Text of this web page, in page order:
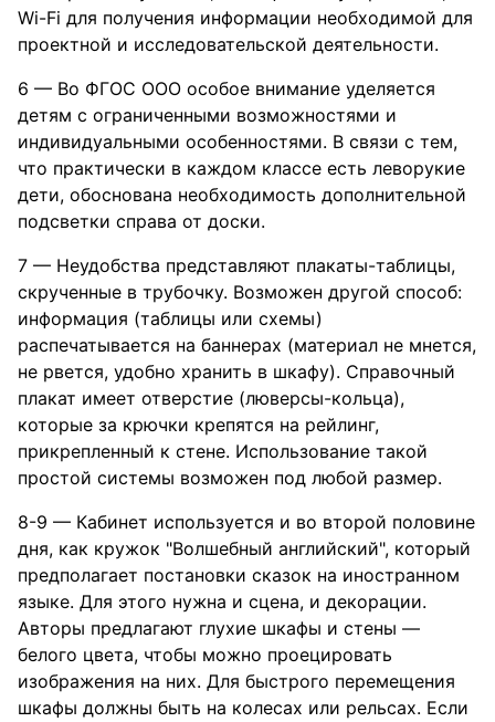
Wi-Fi для получения информации необходимой для
проектной и исследовательской деятельности.
6 — Во ФГОС ООО особое внимание уделяется
детям с ограниченными возможностями и
индивидуальными особенностями. В связи с тем,
что практически в каждом классе есть леворукие
дети, обоснована необходимость дополнительной
подсветки справа от доски.
7 — Неудобства представляют плакаты-таблицы,
скрученные в трубочку. Возможен другой способ:
информация (таблицы или схемы)
распечатывается на баннерах (материал не мнется,
не рвется, удобно хранить в шкафу). Справочный
плакат имеет отверстие (люверсы-кольца),
которые за крючки крепятся на рейлинг,
прикрепленный к стене. Использование такой
простой системы возможен под любой размер.
8-9 — Кабинет используется и во второй половине
дня, как кружок "Волшебный английский", который
предполагает постановки сказок на иностранном
языке. Для этого нужна и сцена, и декорации.
Авторы предлагают глухие шкафы и стены —
белого цвета, чтобы можно проецировать
изображения на них. Для быстрого перемещения
шкафы должны быть на колесах или рельсах. Если